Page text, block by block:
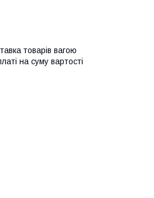
товарів вагою
на суму вартості